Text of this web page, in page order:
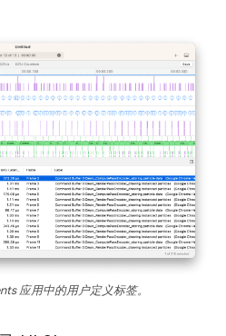
应用中的用户定义标签。